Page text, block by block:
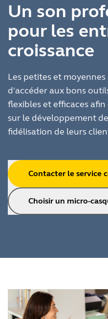
Un son
pour les
croissance
Les petites et
d'accéder aux bons
flexibles et efficaces
sur le développement
fidélisation de leurs
Contacter le service
Choisir un micro-